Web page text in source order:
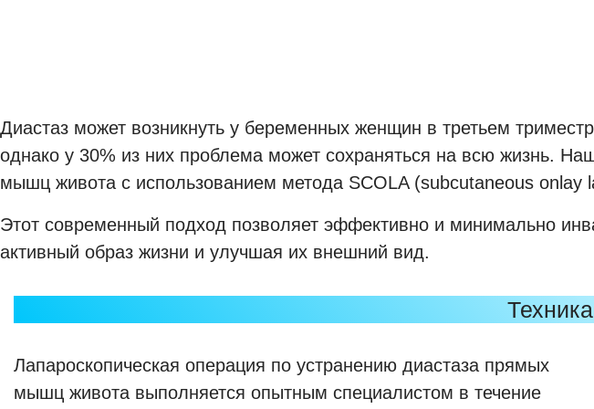
Диастаз может возникнуть у беременных женщин в третьем
однако у 30% из них проблема может сохраняться на всю жизнь.
мышц живота с использованием метода SCOLA (subcutaneous onlay
Этот современный подход позволяет эффективно и минимально
активный образ жизни и улучшая их внешний вид.
Лапароскопическая операция по устранению диастаза прямых
мышц живота выполняется опытным специалистом в течение